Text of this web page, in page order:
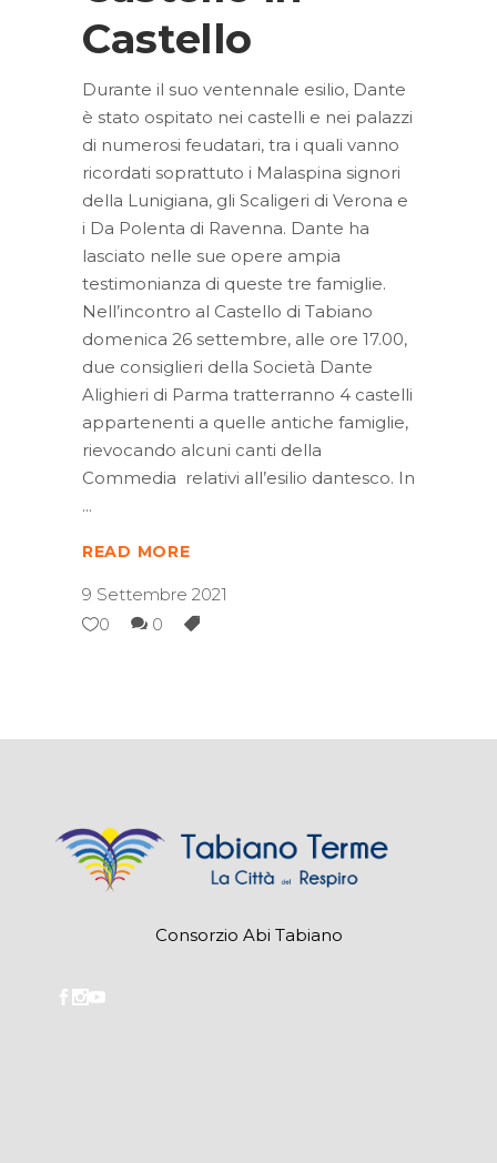
Castello
Durante il suo ventennale esilio, Dante
è stato ospitato nei castelli e nei palazzi
di numerosi feudatari, tra i quali vanno
ricordati soprattuto i Malaspina signori
della Lunigiana, gli Scaligeri di Verona e
i Da Polenta di Ravenna. Dante ha
lasciato nelle sue opere ampia
testimonianza di queste tre famiglie.
Nell’incontro al Castello di Tabiano
domenica 26 settembre, alle ore 17.00,
due consiglieri della Società Dante
Alighieri di Parma tratterranno 4 castelli
appartenenti a quelle antiche famiglie,
rievocando alcuni canti della
Commedia relativi all’esilio dantesco. In
READ MORE
9 Settembre 2021
0
0
Consorzio Abi Tabiano